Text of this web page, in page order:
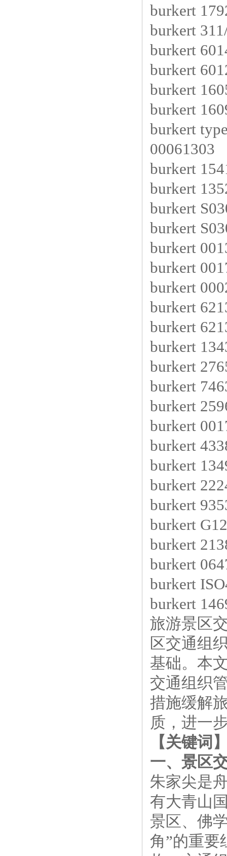
burkert
burkert
burkert
burkert
burkert
burkert
burkert
00061303
burkert
burkert
burkert
burkert
burkert
burkert
burkert
burkert
burkert
burkert
burkert
burkert
burkert
burkert
burkert
burkert
burkert
burkert
burkert
burkert
burkert
burkert
burkert
旅游景区
区交通组
基础。本
交通组织
措施缓解
质，进一
【关键词
一、景区
朱家尖是
有大青山
景区、佛
角”的重要